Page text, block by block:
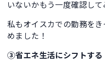
いないかもう一度確認して
私もオイスカでの勤務を
めました！
③省エネ生活にシフトする